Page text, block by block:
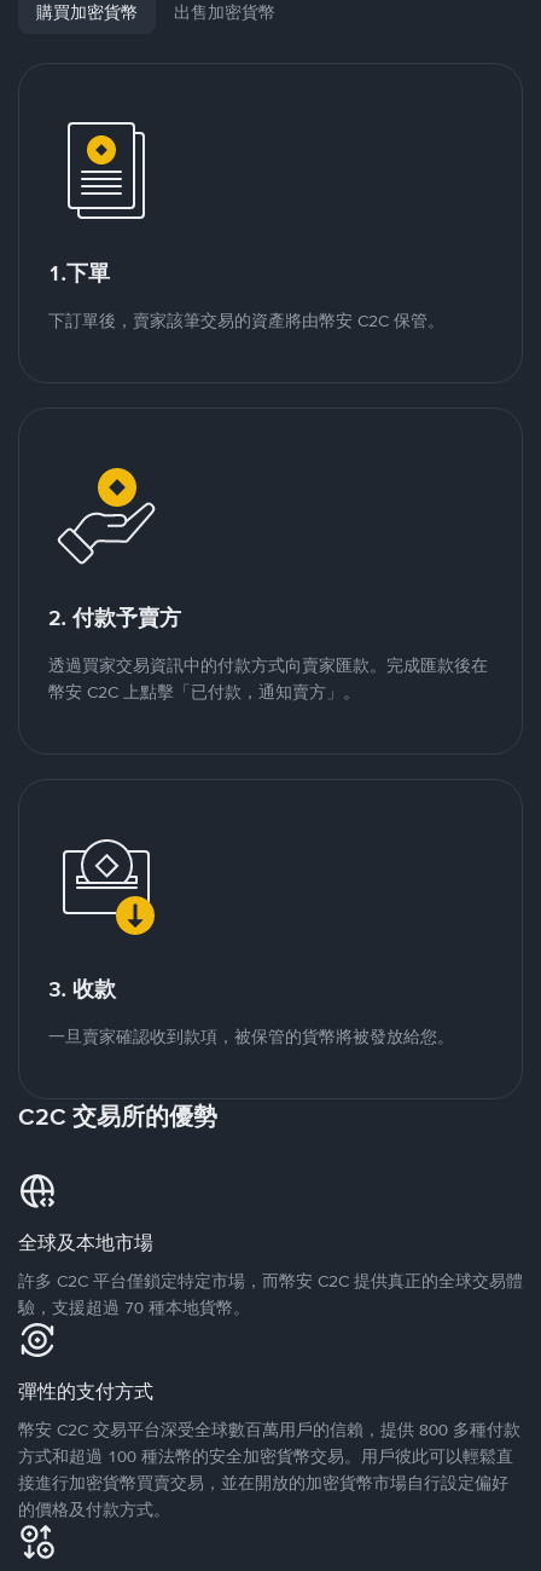
購買加密貨幣 出售加密貨幣
1.下單
下訂單後，賣家該筆交易的資產將由幣安 C2C 保管。
2. 付款予賣方
透過買家交易資訊中的付款方式向賣家匯款。完成匯款後在
幣安 C2C 上點擊「已付款，通知賣方」。
3. 收款
一旦賣家確認收到款項，被保管的貨幣將被發放給您。
C2C 交易所的優勢
全球及本地市場
許多 C2C 平台僅鎖定特定市場，而幣安 C2C 提供真正的全球交易體
驗，支援超過 70 種本地貨幣。
彈性的支付方式
幣安 C2C 交易平台深受全球數百萬用戶的信賴，提供 800 多種付款
方式和超過 100 種法幣的安全加密貨幣交易。用戶彼此可以輕鬆直
接進行加密貨幣買賣交易，並在開放的加密貨幣市場自行設定偏好
的價格及付款方式。